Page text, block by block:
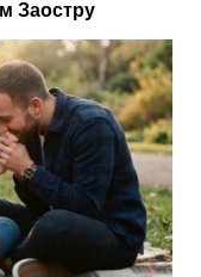
Заостру